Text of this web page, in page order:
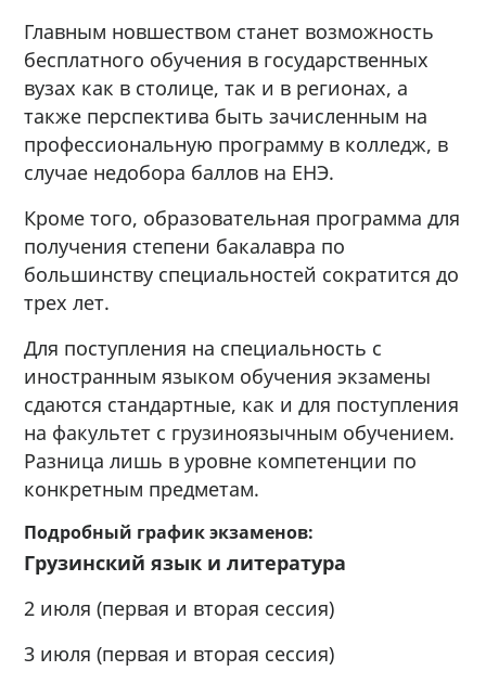
Главным новшеством станет возможность
бесплатного обучения в государственных
вузах как в столице, так и в регионах, а
также перспектива быть зачисленным на
профессиональную программу в колледж, в
случае недобора баллов на ЕНЭ.
Кроме того, образовательная программа для
получения степени бакалавра по
большинству специальностей сократится до
трех лет.
Для поступления на специальность с
иностранным языком обучения экзамены
сдаются стандартные, как и для поступления
на факультет с грузиноязычным обучением.
Разница лишь в уровне компетенции по
конкретным предметам.
Подробный график экзаменов:
Грузинский язык и литература
2 июля (первая и вторая сессия)
3 июля (первая и вторая сессия)